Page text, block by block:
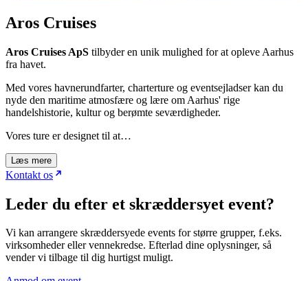
Aros Cruises
Aros Cruises ApS tilbyder en unik mulighed for at opleve Aarhus
fra havet.
Med vores havnerundfarter, charterture og eventsejladser kan du
nyde den maritime atmosfære og lære om Aarhus' rige
handelshistorie, kultur og berømte seværdigheder.
Vores ture er designet til at…
Læs mere
Kontakt os
Leder du efter et skræddersyet event?
Vi kan arrangere skræddersyede events for større grupper, f.eks.
virksomheder eller vennekredse. Efterlad dine oplysninger, så
vender vi tilbage til dig hurtigst muligt.